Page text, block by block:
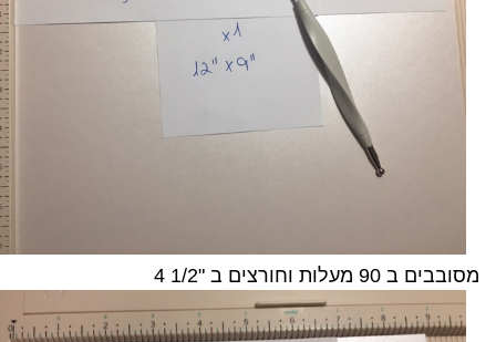
מסובבים ב 90 מעלות וחורצים ב "1/2 4